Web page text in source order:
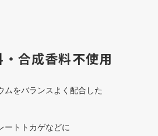
合成香料不使用
ムをバランスよく配合した
ートトカゲなどに